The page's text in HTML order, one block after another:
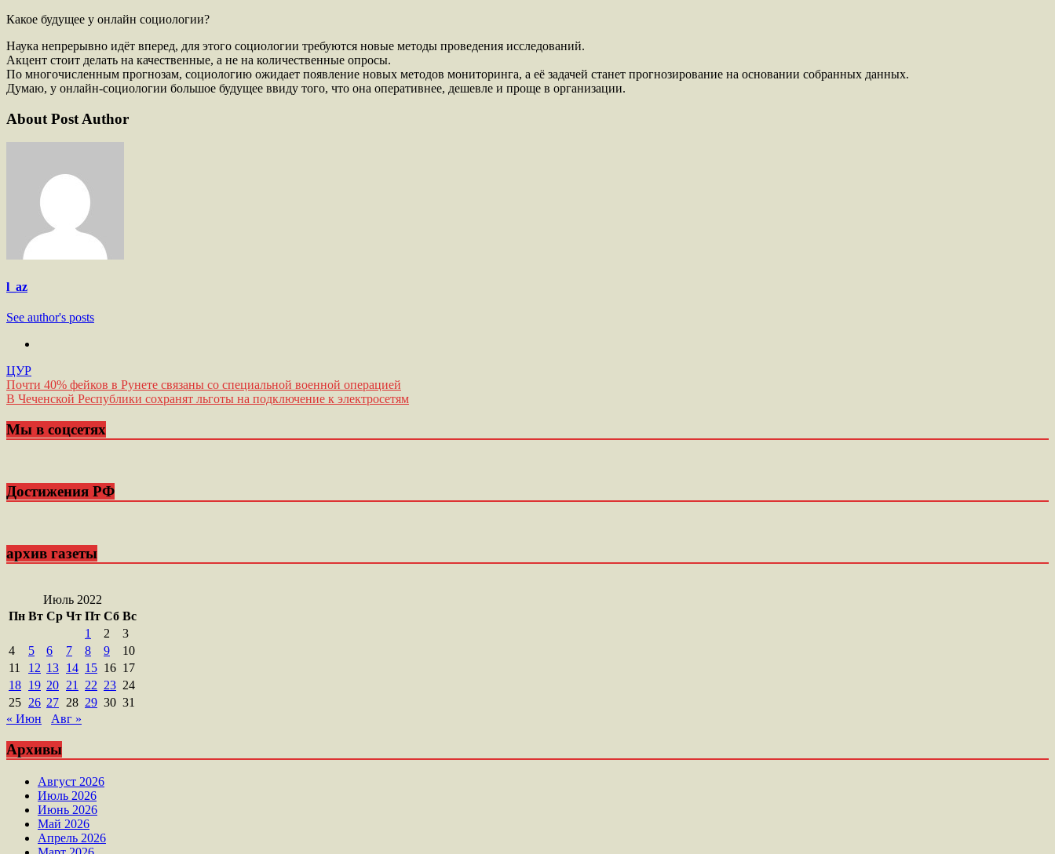
Какое будущее у онлайн социологии?
Наука непрерывно идёт вперед, для этого социологии требуются новые методы проведения исследований.
Акцент стоит делать на качественные, а не на количественные опросы.
По многочисленным прогнозам, социологию ожидает появление новых методов мониторинга, а её задачей станет прогнозирование на основании собранных данных.
Думаю, у онлайн-социологии большое будущее ввиду того, что она оперативнее, дешевле и проще в организации.
About Post Author
l_az
See author's posts
ЦУР
Навигация
по
записям
Почти 40% фейков в Рунете связаны со специальной военной операцией
В Чеченской Республики сохранят льготы на подключение к электросетям
Мы в соцсетях
Достижения РФ
архив газеты
Июль 2022
Пн Вт Ср Чт Пт Сб Вс
1
2
3
4
5 6 7 8 9
10
11
12 13 14 15 16 17
18 19 20 21 22 23 24
25 26 27 28 29 30 31
« Июн
Авг »
Архивы
Август 2026
Июль 2026
Июнь 2026
Май 2026
Апрель 2026